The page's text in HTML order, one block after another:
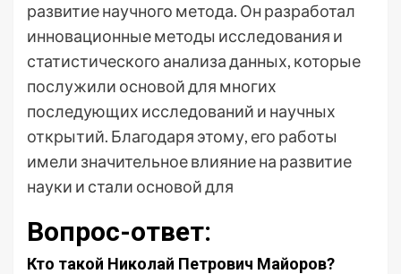
развитие научного метода. Он разработал
инновационные методы исследования и
статистического анализа данных, которые
послужили основой для многих
последующих исследований и научных
открытий. Благодаря этому, его работы
имели значительное влияние на развитие
науки и стали основой для
Вопрос-ответ:
Кто такой Николай Петрович Майоров?